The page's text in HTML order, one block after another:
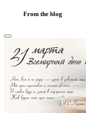
From the blog